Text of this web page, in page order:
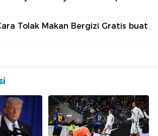
Tolak Makan Bergizi Gratis buat